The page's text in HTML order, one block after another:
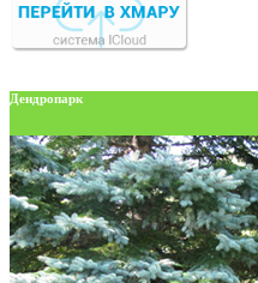
Дендропарк